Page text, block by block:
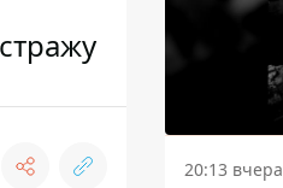
20:13 вчера